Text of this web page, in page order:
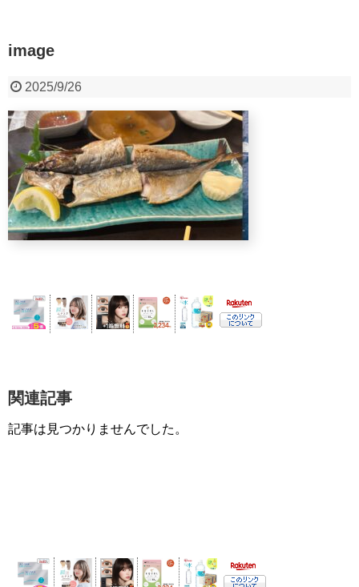
image
2025/9/26
関連記事
記事は見つかりませんでした。